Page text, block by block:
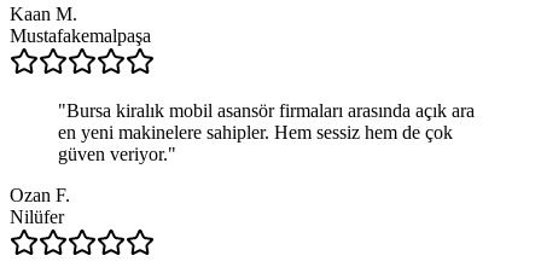
Kaan M.
Mustafakemalpaşa
"Bursa kiralık mobil asansör firmaları arasında açık ara
en yeni makinelere sahipler. Hem sessiz hem de çok
güven veriyor."
Ozan F.
Nilüfer